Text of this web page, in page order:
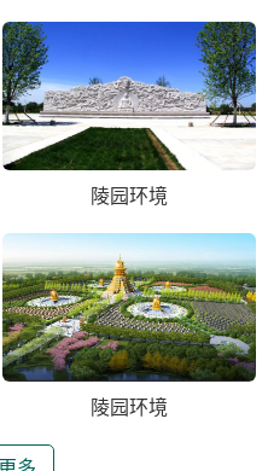
陵园环境
陵园环境